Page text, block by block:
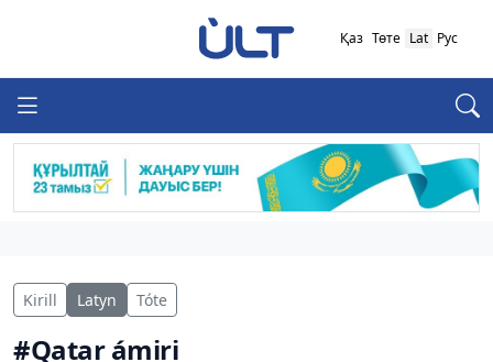
Қаз Төте Lat Рус
Kirill Latyn Tóte
#Qatar ámiri